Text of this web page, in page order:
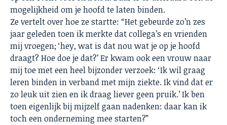
mogelijkheid om je hoofd te laten binden.
Ze vertelt over hoe ze startte: “Het gebeurde zo’n zes
jaar geleden toen ik merkte dat collega’s en vrienden
mij vroegen; ‘hey, wat is dat nou wat je op je hoofd
draagt? Hoe doe je dat?’ Er kwam ook een vrouw naar
mij toe met een heel bijzonder verzoek: ‘Ik wil graag
leren binden in verband met mijn ziekte. Ik vind dat er
zo leuk uit zien en ik draag liever geen pruik.’ Ik ben
toen eigenlijk bij mijzelf gaan nadenken: daar kan ik
toch een onderneming mee starten?”